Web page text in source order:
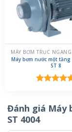
MÁY BƠM TRỤC
Máy bơm nước một tầng
ST 8
5 sao
Đánh giá Máy
ST 4004